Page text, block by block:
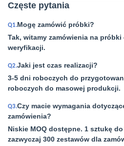
Częste pytania
Q1.Mogę zamówić próbki?
Tak, witamy zamówienia na
weryfikacji.
Q2.Jaki jest czas realizacji?
3-5 dni roboczych do
roboczych do masowej produkcji.
Q3.Czy macie wymagania
zamówienia?
Niskie MOQ dostępne. 1 sztukę
zazwyczaj 300 zestawów dla